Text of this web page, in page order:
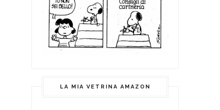
LA MIA VETRINA AMAZON